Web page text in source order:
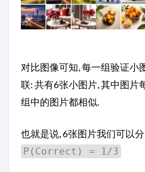
对比图像可知, 每一组验证小
联: 共有6张小图片, 其中图片
组中的图片都相似.
也就是说, 6张图片我们可以
P(Correct) = 1/3